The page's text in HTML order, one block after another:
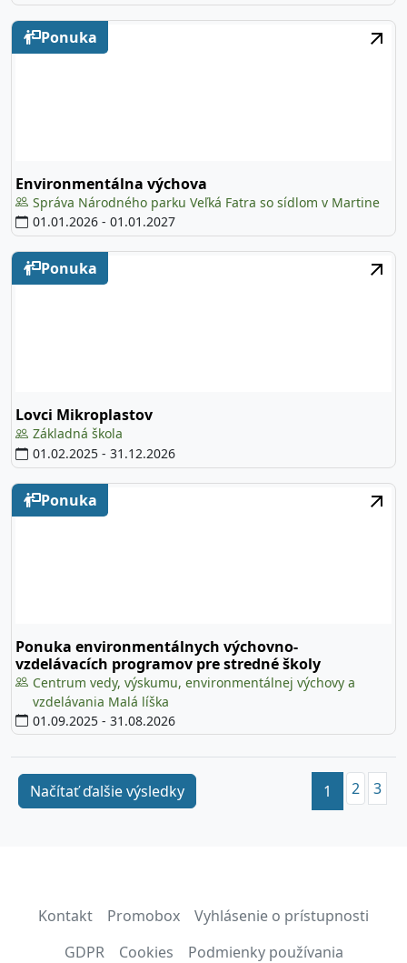
Ponuka
Environmentálna výchova
Správa Národného parku Veľká Fatra so sídlom v Martine
01.01.2026- 01.01.2027
Ponuka
Lovci Mikroplastov
Základná škola
01.02.2025- 31.12.2026
Ponuka
Ponuka environmentálnych výchovno-
vzdelávacích programov pre stredné školy
Centrum vedy, výskumu, environmentálnej výchovy a
vzdelávania Malá líška
01.09.2025- 31.08.2026
Načítať ďalšie výsledky 1 (current)
2 3
Kontakt Promobox
Vyhlásenie o prístupnosti
GDPR
Cookies Podmienky používania